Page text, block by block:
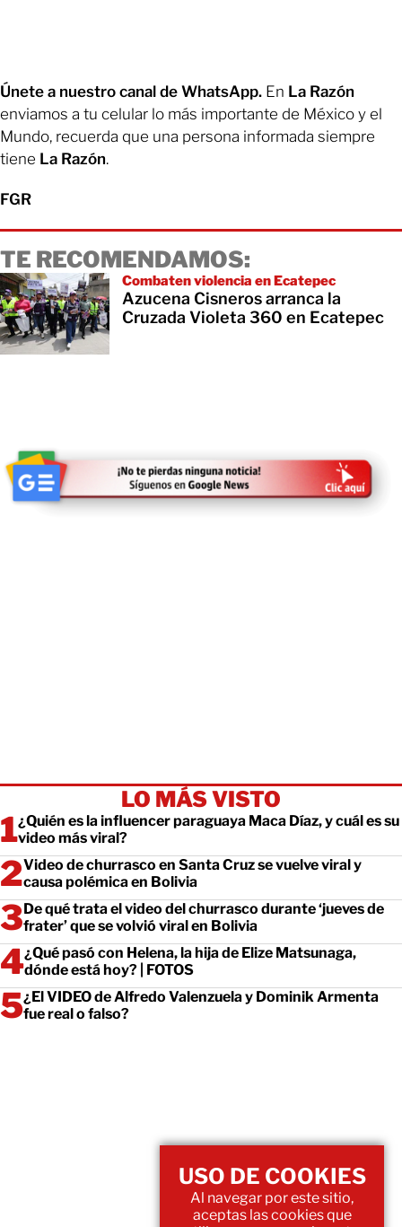
Únete a nuestro canal de WhatsApp. En La Razón
enviamos a tu celular lo más importante de México y el
Mundo, recuerda que una persona informada siempre
tiene La Razón.
FGR
TE RECOMENDAMOS:
Combaten violencia en Ecatepec
Azucena Cisneros arranca la
Cruzada Violeta 360 en Ecatepec
LO MÁS VISTO
¿Quién es la influencer paraguaya Maca Díaz, y cuál es su
video más viral?
Video de churrasco en Santa Cruz se vuelve viral y
causa polémica en Bolivia
De qué trata el video del churrasco durante ‘jueves de
frater’ que se volvió viral en Bolivia
¿Qué pasó con Helena, la hija de Elize Matsunaga,
dónde está hoy? | FOTOS
¿El VIDEO de Alfredo Valenzuela y Dominik Armenta
fue real o falso?
USO DE COOKIES
Al navegar por este sitio,
aceptas las cookies que